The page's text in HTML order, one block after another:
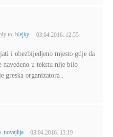
toblejky 03.04.2016. 12:55
i obezbijedjeno mjesto gdje da
u tekstu nije bilo
greska organizatora .
novajlija 03.04.2016. 13:19